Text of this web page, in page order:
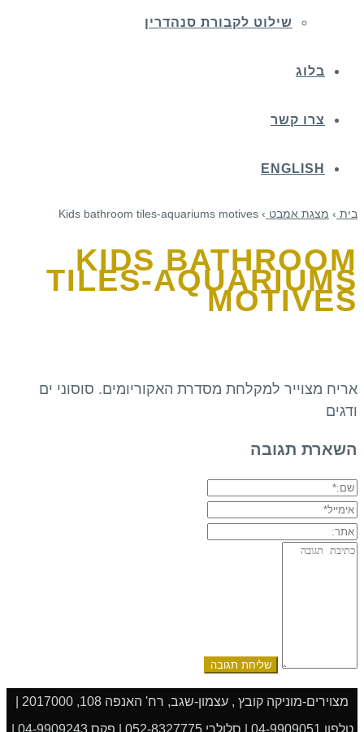
שילוט לקבורת סנהדרין
בלוג
צרו קשר
ENGLISH
בית › מצגת אמבט ›
Kids bathroom tiles-aquariums motives
KIDS BATHROOM
TILES-AQUARIUMS
MOTIVES
אריח מצוייר למקלחת מסדרת האקוריומים. סוסוני ים
ודגים
השארת תגובה
שם:*
אימייל*
אתר:
תגובה: